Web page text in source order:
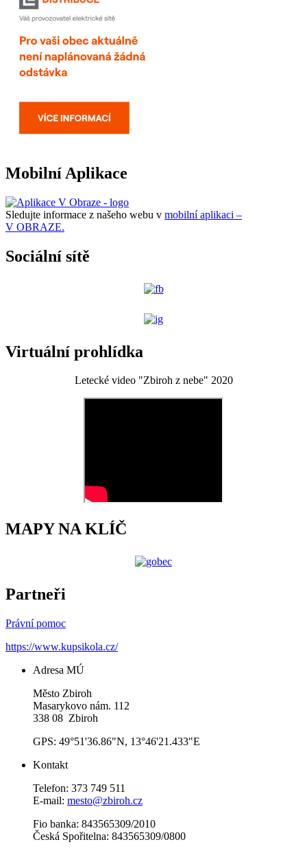
Mobilní Aplikace
Sledujte informace z našeho webu v mobilní aplikaci –
V OBRAZE.
Sociální sítě
Virtuální prohlídka
Letecké video "Zbiroh z nebe" 2020
MAPY NA KLÍČ
Partneři
Právní pomoc
https://www.kupsikola.cz/
Adresa MÚ
Město Zbiroh
Masarykovo nám. 112
338 08 Zbiroh
GPS: 49°51'36.86"N, 13°46'21.433"E
Kontakt
Telefon: 373 749 511
E-mail: mesto@zbiroh.cz
Fio banka: 843565309/2010
Česká Spořitelna: 843565309/0800